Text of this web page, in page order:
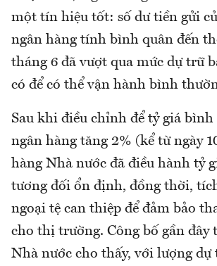
một tín hiệu tốt: số dư tiền gửi
ngân hàng tính bình quân đến
tháng 6 đã vượt qua mức dự trữ
có để có thể vận hành bình
Sau khi điều chỉnh để tỷ giá
ngân hàng tăng 2% (kể từ ngày
hàng Nhà nước đã điều hành tỷ
tương đối ổn định, đồng thời,
ngoại tệ can thiệp để đảm bảo
cho thị trường. Công bố gần đây
Nhà nước cho thấy, với lượng dự